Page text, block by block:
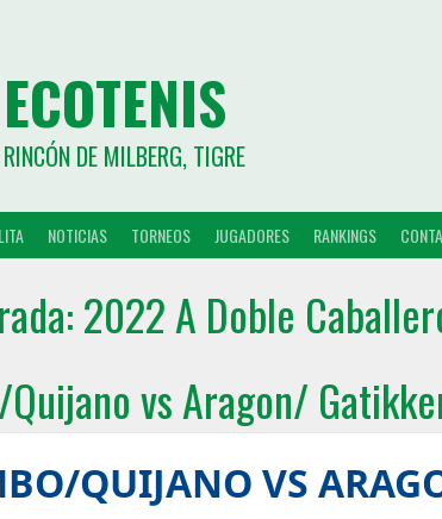
ECOTENIS
RINCÓN DE MILBERG, TIGRE
NOTICIAS TORNEOS JUGADORES RANKINGS
2022 A Doble
vs Aragon/
QUIJANO VS